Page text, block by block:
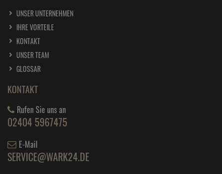
UNSER UNTERNEHMEN
IHRE VORTEILE
KONTAKT
UNSER TEAM
GLOSSAR
KONTAKT
Rufen Sie uns an
02404 5967475
E-Mail
SERVICE@WARK24.DE